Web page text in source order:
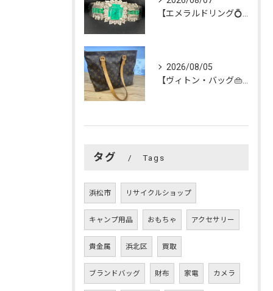
2026/08/05
タグ Tags
浜松市 リサイクルショップ
キャンプ用品 おもちゃ アクセサリー
貴金属 浜北区 買取
ブランドバッグ 財布 家電 カメラ